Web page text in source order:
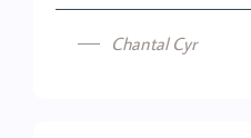
Chantal Cyr